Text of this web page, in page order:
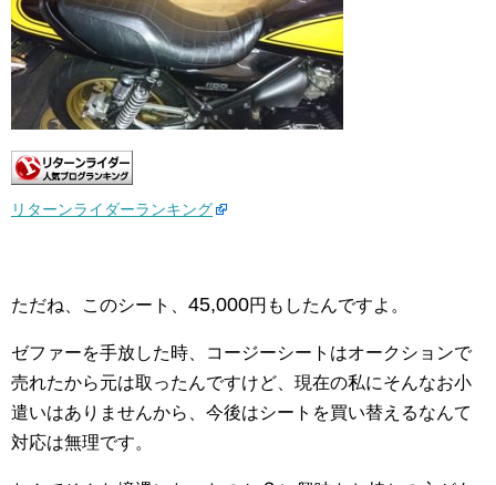
リターンライダーランキング
ただね、このシート、 45,000円もしたんですよ。
ゼファーを手放した時、コージーシートはオークションで
売れたから元は取ったんですけど、現在の私にそんなお小
遣いはありませんから、今後はシートを買い替えるなんて
対応は無理です。